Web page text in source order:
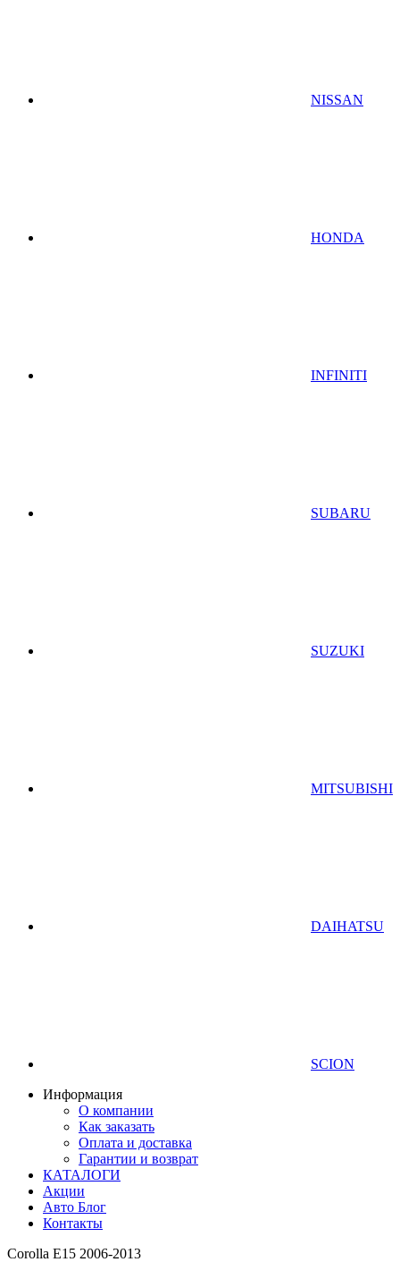
NISSAN
HONDA
INFINITI
SUBARU
SUZUKI
MITSUBISHI
DAIHATSU
SCION
Информация
О компании
Как заказать
Оплата и доставка
Гарантии и возврат
КАТАЛОГИ
Акции
Авто Блог
Контакты
Corolla E15 2006-2013